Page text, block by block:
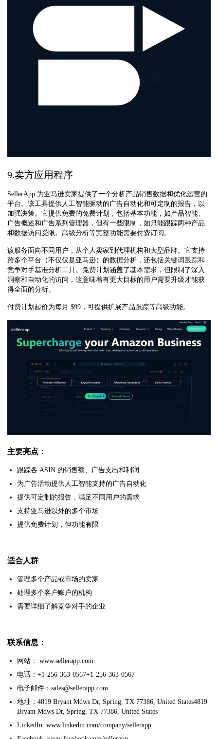
9.卖方应用程序
SellerApp 为亚马逊卖家提供了一个分析产品销售数据和优化运营的
平台。该工具提供人工智能驱动的广告自动化和可定制的报告，以
加强决策。它提供免费的免费计划，包括基本功能，如产品智能、
广告概述和广告系列管理器，但有一些限制，如只能跟踪两种产品
和数据访问受限。高级分析等完整功能需要付费订阅。
该服务面向不同用户，从个人卖家到代理机构和大型品牌。它支持
跨多个平台（不仅仅是亚马逊）的数据分析，还包括关键词跟踪和
竞争对手基准分析工具。免费计划涵盖了基本需求，但限制了深入
洞察和自动化的访问，这意味着有更大目标的用户需要升级才能获
得全面的分析。
付费计划起价为每月 $99，可提供扩展产品跟踪等高级功能。
主要亮点：
跟踪各 ASIN 的销售额、广告支出和利润
为广告活动提供人工智能支持的广告自动化
提供可定制的报告，满足不同用户的需求
支持亚马逊以外的多个市场
提供免费计划，但功能有限
适合人群
管理多个产品或市场的卖家
处理多个客户账户的机构
需要详细了解竞争对手的企业
联系信息：
网站： www.sellerapp.com
电话：+1-256-363-0567+1-256-363-0567
电子邮件：sales@sellerapp.com
地址：4819 Bryant Mdws Dr, Spring, TX 77386, United States4819
Bryant Mdws Dr, Spring, TX 77386, United States
LinkedIn: www.linkedin.com/company/sellerapp